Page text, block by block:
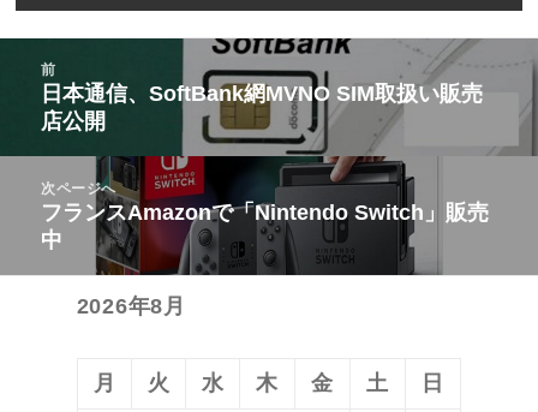
ビ
前
前
の
稿:
日本通信、SoftBank網MVNO SIM取扱い販売
店公開
次ページへ
次
の
投
フランスAmazonで「Nintendo Switch」販売
中
2026年8月
月 火 水 木 金 土 日